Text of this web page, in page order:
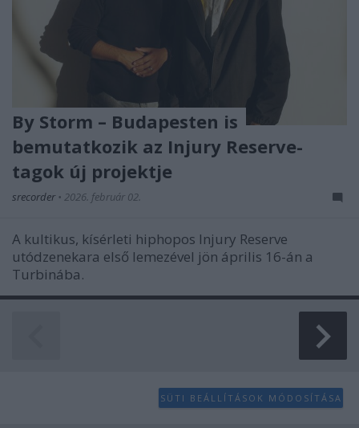
By Storm – Budapesten is
bemutatkozik az Injury Reserve-
tagok új projektje
srecorder • 2026. február 02.
A kultikus, kísérleti hiphopos Injury Reserve
utódzenekara első lemezével jön április 16-án a
Turbinába.
SÜTI BEÁLLÍTÁSOK MÓDOSÍTÁSA